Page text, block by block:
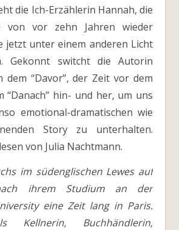
die Ich-Erzählerin Hannah, die
von vor zehn Jahren wieder
jetzt unter einem anderen Licht
Gekonnt switcht die Autorin
dem “Davor”, der Zeit vor dem
“Danach” hin- und her, um uns
emotional-dramatischen wie
Story zu unterhalten.
von Julia Nachtmann.
im südenglischen Lewes auf
ihrem Studium an der
eine Zeit lang in Paris.
Buchhändlerin,